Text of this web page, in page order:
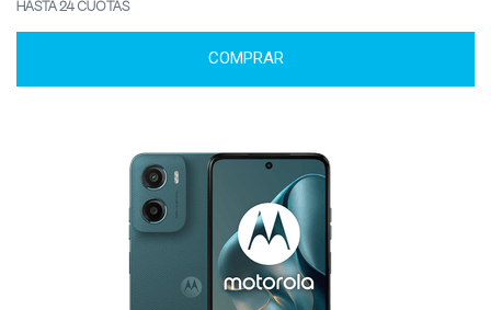
HASTA 24 CUOTAS
COMPRAR